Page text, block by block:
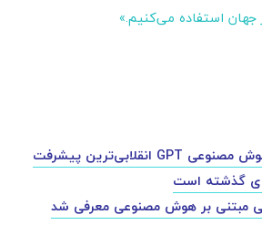
جهان استفاده می‌کنیم.»
بیل گیتس:‌ مدل هوش مصنوعی GPT انقلابی‌ترین پیشرفت
گذشته است
مبتنی بر هوش مصنوعی معرفی شد